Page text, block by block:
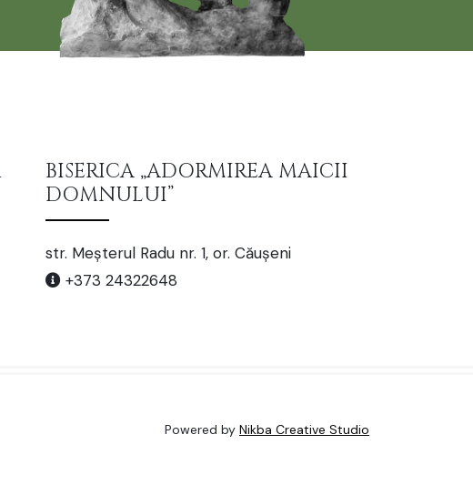
BISERICA „ADORMIREA MAICII
DOMNULUI”
str. Meșterul Radu nr. 1, or. Căușeni
+373 24322648
Powered by Nikba Creative Studio